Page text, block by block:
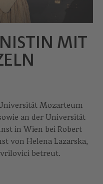
MIT
Mozarteum
an der Universität
in Wien bei Robert
von Helena Lazarska,
betreut.